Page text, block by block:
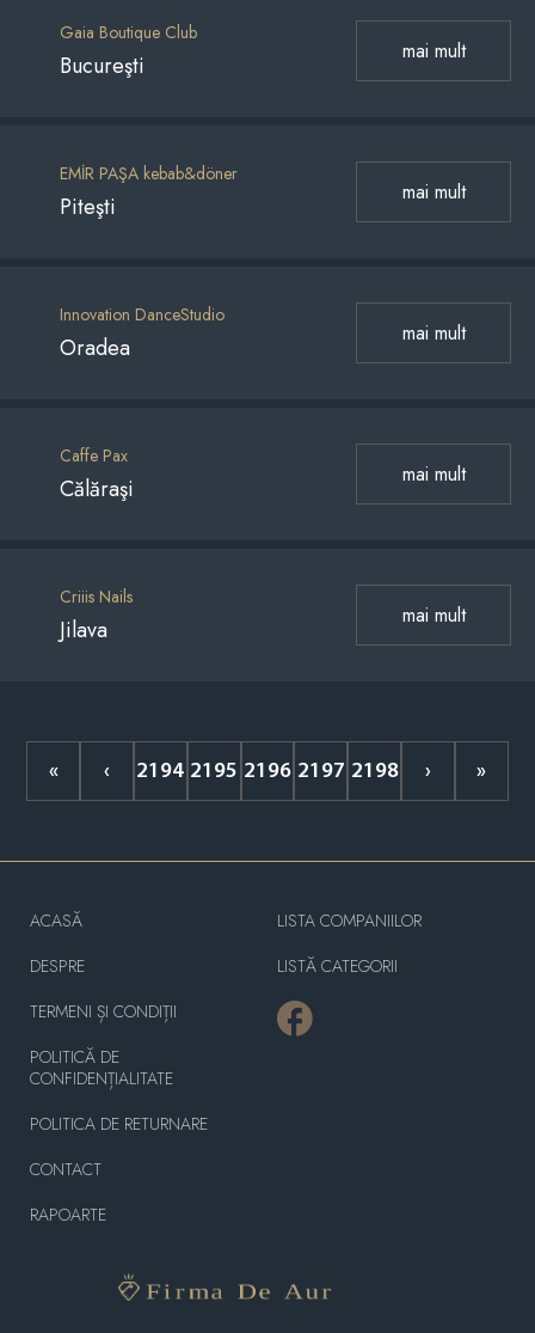
Gaia Boutique Club
Bucureşti mai mult
EMİR PAŞA kebab&döner
Piteşti mai mult
Innovation DanceStudio
Oradea mai mult
Caffe Pax
Călăraşi mai mult
Criiis Nails
Jilava mai mult
« ‹ 2194 2195 2196 2197 2198 › »
ACASĂ
DESPRE
TERMENI ȘI CONDIȚII
POLITICĂ DE
CONFIDENȚIALITATE
POLITICA DE RETURNARE
CONTACT
RAPOARTE
LISTA COMPANIILOR
LISTĂ CATEGORII